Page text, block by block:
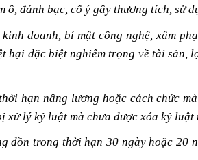
ô, đánh bạc, cố ý gây thương tích, sử
doanh, bí mật công nghệ, xâm
hại đặc biệt nghiêm trọng về tài
hạn nâng lương hoặc cách chức
lý kỷ luật mà chưa được xóa kỷ
dồn trong thời hạn 30 ngày hoặc